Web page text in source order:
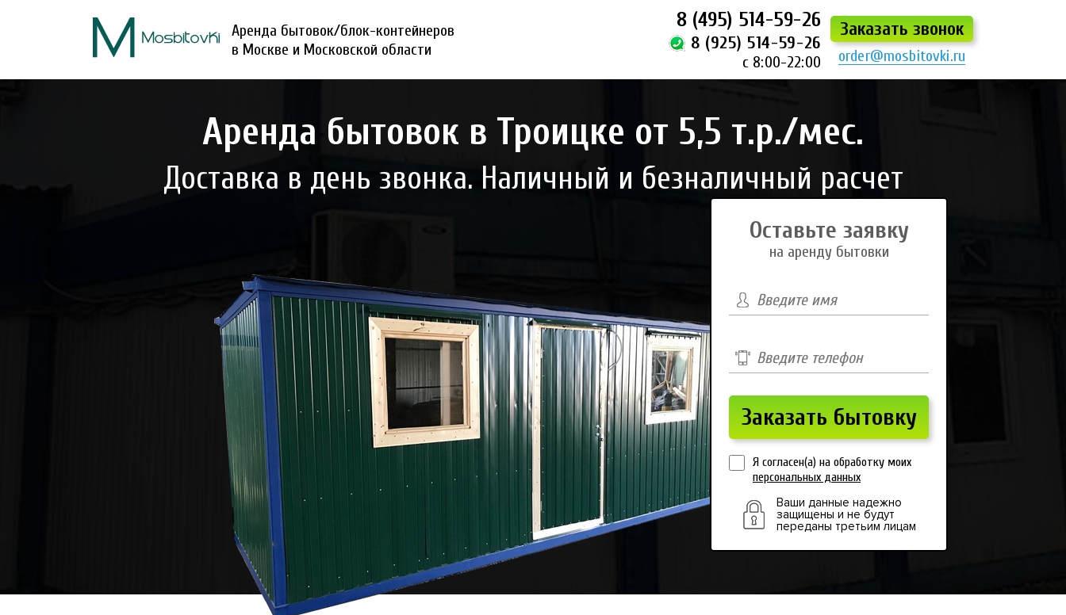
Аренда бытовок/блок-контейнеров
в Москве и Московской области
8 (495) 514-59-26
8 (925) 514-59-26
с 8:00-22:00
Заказать звонок
order@mosbitovki.ru
Аренда бытовок в Троицке от 5,5 т.р./мес.
Доставка в день звонка. Наличный и безналичный расчет
Оставьте заявку
на аренду бытовки
Я согласен(а) на обработку моих
персональных данных
Ваши данные надежно
защищены и не будут
переданы третьим лицам